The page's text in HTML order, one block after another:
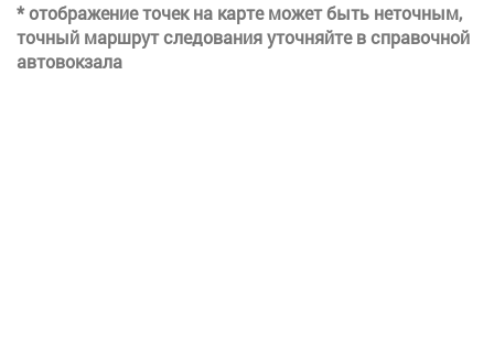
* отображение точек на карте может быть неточным,
точный маршрут следования уточняйте в справочной
автовокзала